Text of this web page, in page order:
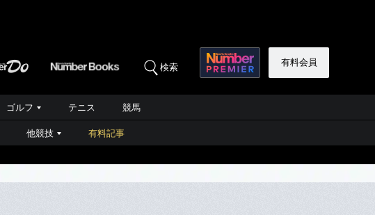
検索 有料会員
ゴルフ テニス 競馬
他競技 有料記事